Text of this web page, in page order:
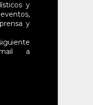
y
y
a